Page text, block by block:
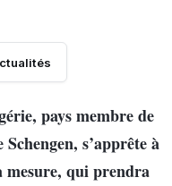
pays membre de
s’apprête à
mesure, qui prendra